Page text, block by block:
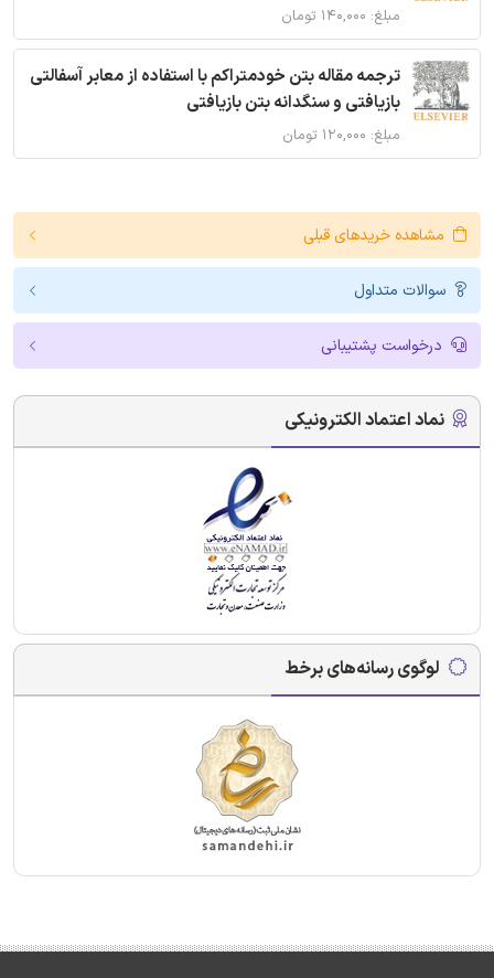
مبلغ: ۱۴۰,۰۰۰ تومان
ترجمه مقاله بتن خودمتراکم با استفاده از معابر آسفالتی
بازیافتی و سنگدانه بتن بازیافتی
مبلغ: ۱۲۰,۰۰۰ تومان
مشاهده خریدهای قبلی
سوالات متداول
درخواست پشتیبانی
نماد اعتماد الکترونیکی
لوگوی رسانه‌های برخط